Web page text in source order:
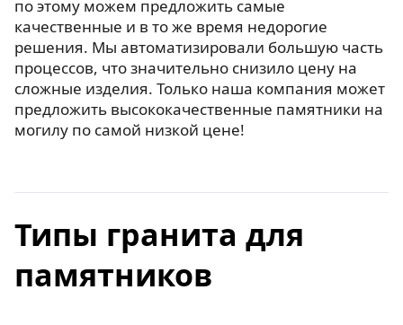
по этому можем предложить самые
качественные и в то же время недорогие
решения. Мы автоматизировали большую часть
процессов, что значительно снизило цену на
сложные изделия. Только наша компания может
предложить высококачественные памятники на
могилу по самой низкой цене!
Типы гранита для
памятников